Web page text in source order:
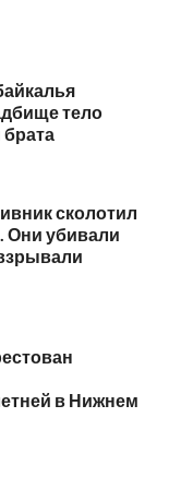
тело
сколотил
Они убивали
в Нижнем